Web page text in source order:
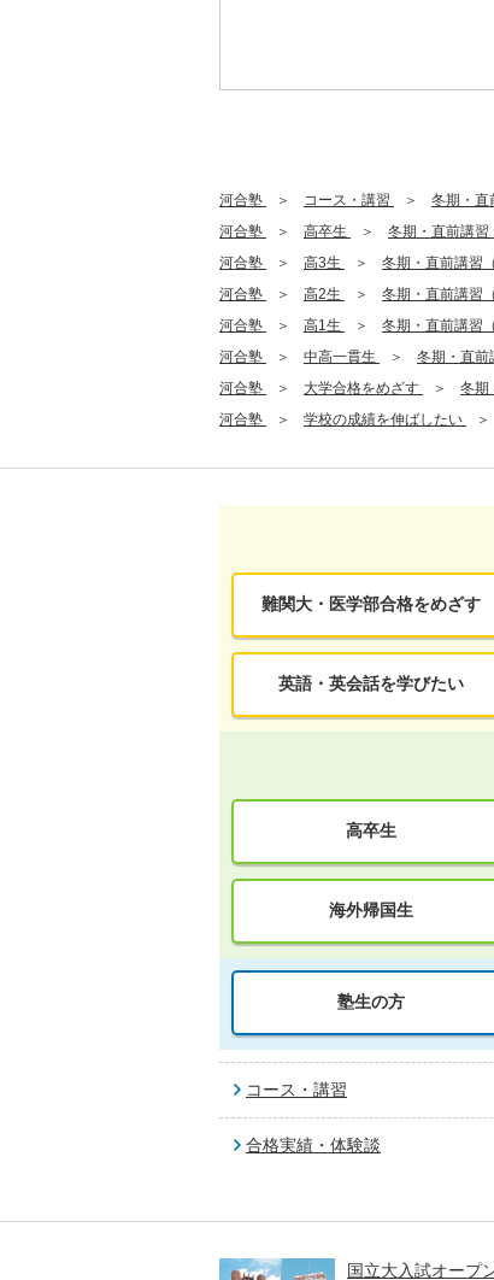
河合塾 コース・講習 冬期・直
河合塾
高卒生 冬期・直前講習
河合塾
高3生 冬期・直前講習
河合塾
高2生 冬期・直前講習
河合塾
高1生 冬期・直前講習
河合塾
中高一貫生 冬期・直前
河合塾
大学合格をめざす 冬期
河合塾
学校の成績を伸ばしたい
難関大・医学部合格をめざす
英語・英会話を学びたい
高卒生
海外帰国生
塾生の方
コース・講習
合格実績・体験談
国立大入試オープ